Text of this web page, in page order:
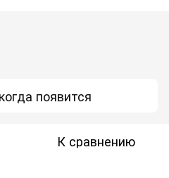
появится
К сравнению